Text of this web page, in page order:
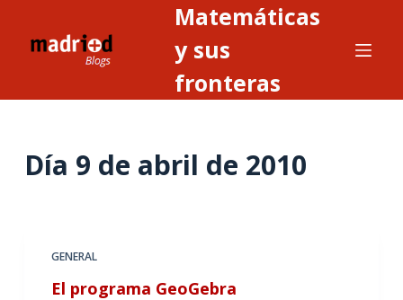
Matemáticas
y sus
fronteras
Día 9 de abril de 2010
GENERAL
El programa GeoGebra